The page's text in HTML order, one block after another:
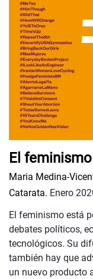
El
Maria Medina-
Catarata. Enero
El feminismo está
debates políticos,
tecnológicos. Su
también hay que
un nuevo producto